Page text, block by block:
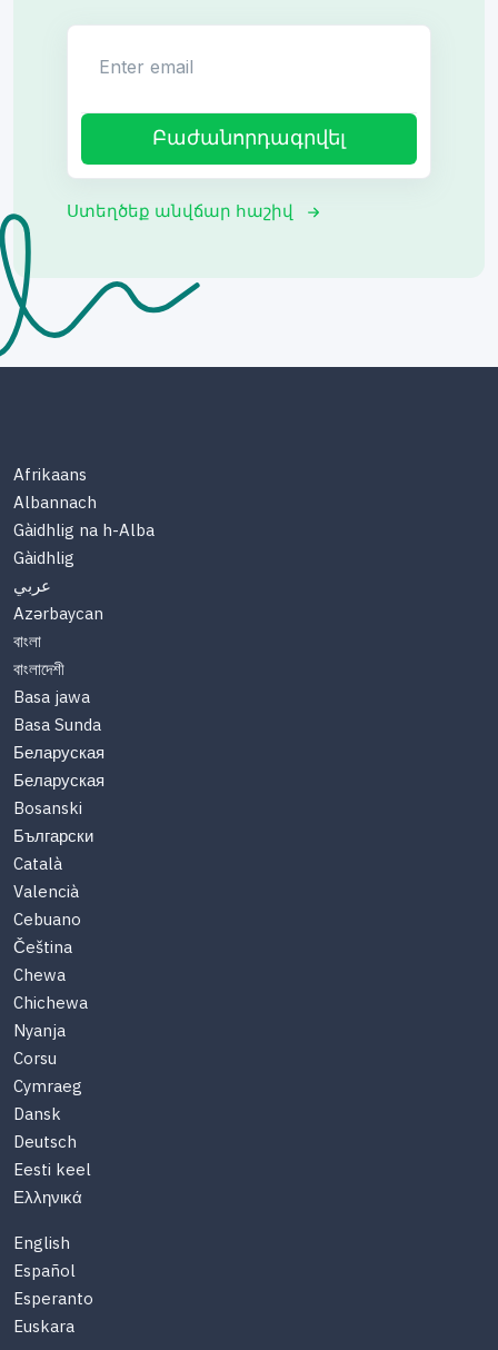
Բաժանորդագրվել
Ստեղծեք անվճար հաշիվ
Afrikaans
Albannach
Gàidhlig na h-Alba
Gàidhlig
عربي
Azərbaycan
বাংলা
বাংলাদেশী
Basa jawa
Basa Sunda
Беларуская
Беларуская
Bosanski
Български
Català
Valencià
Cebuano
Čeština
Chewa
Chichewa
Nyanja
Corsu
Cymraeg
Dansk
Deutsch
Eesti keel
Ελληνικά
English
Español
Esperanto
Euskara